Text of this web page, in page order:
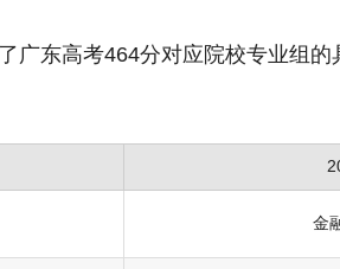
广东高考464分对应院校专业组
金